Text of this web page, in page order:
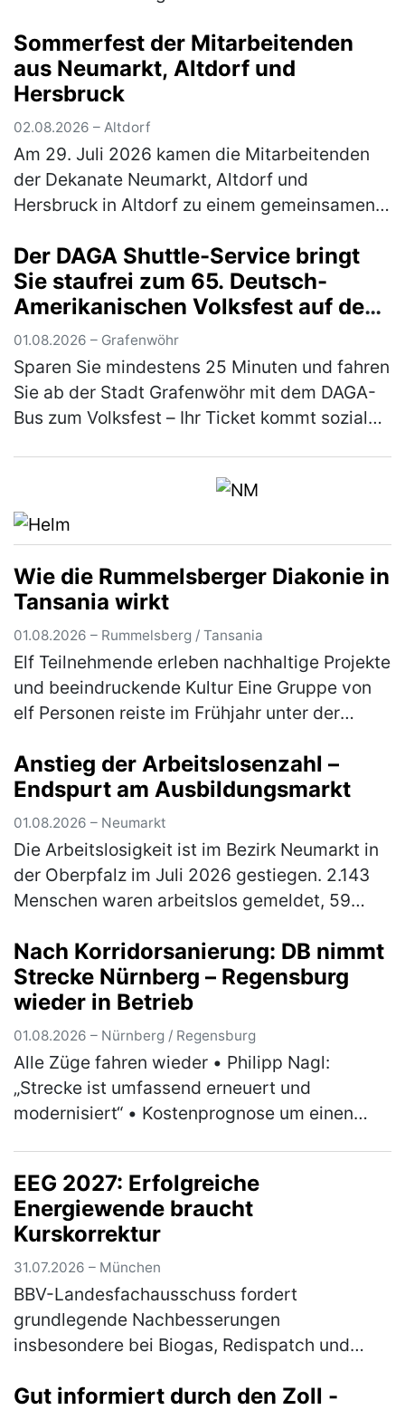
kürzlich in Dublin vonseit…(mehr)
Sommerfest der Mitarbeitenden
aus Neumarkt, Altdorf und
Hersbruck
02.08.2026 – Altdorf
Am 29. Juli 2026 kamen die Mitarbeitenden
der Dekanate Neumarkt, Altdorf und
Hersbruck in Altdorf zu einem gemeinsamen
eine Stadtführung durch Altdorf: Die Tei…
(mehr)
Der DAGA Shuttle-Service bringt
Sie staufrei zum 65. Deutsch-
Amerikanischen Volksfest auf den
Truppenübungsplatz
01.08.2026 – Grafenwöhr
Sparen Sie mindestens 25 Minuten und fahren
Sie ab der Stadt Grafenwöhr mit dem DAGA-
Bus zum Volksfest – Ihr Ticket kommt sozialen
Wie die Rummelsberger Diakonie in
Tansania wirkt
01.08.2026 – Rummelsberg / Tansania
Elf Teilnehmende erleben nachhaltige Projekte
und beeindruckende Kultur Eine Gruppe von
elf Personen reiste im Frühjahr unter der
Günter Neidhardt nach Tansan…(mehr)
Anstieg der Arbeitslosenzahl –
Endspurt am Ausbildungsmarkt
01.08.2026 – Neumarkt
Die Arbeitslosigkeit ist im Bezirk Neumarkt in
der Oberpfalz im Juli 2026 gestiegen. 2.143
Menschen waren arbeitslos gemeldet, 59
90 Personen bzw. 4 Prozent…(mehr)
Nach Korridorsanierung: DB nimmt
Strecke Nürnberg – Regensburg
wieder in Betrieb
01.08.2026 – Nürnberg / Regensburg
Alle Züge fahren wieder • Philipp Nagl:
„Strecke ist umfassend erneuert und
modernisiert“ • Kostenprognose um einen
(mehr)
EEG 2027: Erfolgreiche
Energiewende braucht
Kurskorrektur
31.07.2026 – München
BBV-Landesfachausschuss fordert
grundlegende Nachbesserungen
insbesondere bei Biogas, Redispatch und
Bundeskabinett die Novelle für das
Gut informiert durch den Zoll -